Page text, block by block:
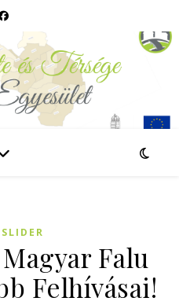
Falu
Felhívásai!